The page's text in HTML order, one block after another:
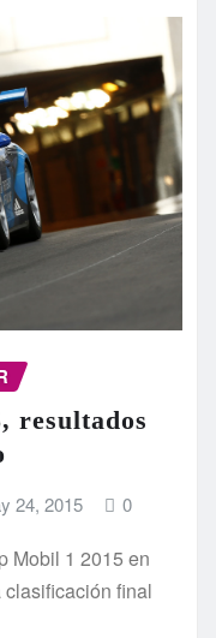
resultados
24, 2015 0
Mobil 1 2015 en
final